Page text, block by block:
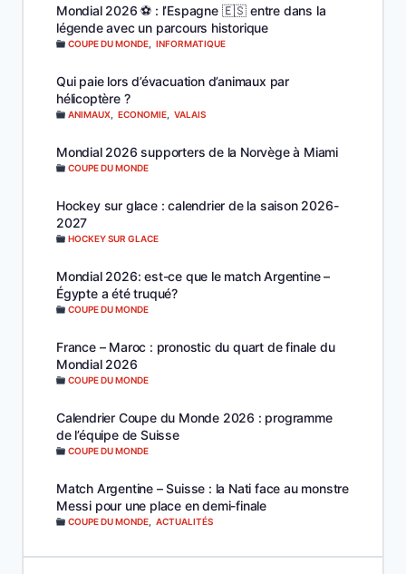
Mondial 2026 ⚽️ : l’Espagne 🇪🇸 entre dans la
légende avec un parcours historique
COUPE DU MONDE INFORMATIQUE
Qui paie lors d’évacuation d’animaux par
hélicoptère ?
ANIMAUX ECONOMIE VALAIS
Mondial 2026 supporters de la Norvège à Miami
COUPE DU MONDE
Hockey sur glace : calendrier de la saison 2026-
2027
HOCKEY SUR GLACE
Mondial 2026: est-ce que le match Argentine –
Égypte a été truqué?
COUPE DU MONDE
France – Maroc : pronostic du quart de finale du
Mondial 2026
COUPE DU MONDE
Calendrier Coupe du Monde 2026 : programme
de l’équipe de Suisse
COUPE DU MONDE
Match Argentine – Suisse : la Nati face au monstre
Messi pour une place en demi-finale
COUPE DU MONDE ACTUALITÉS